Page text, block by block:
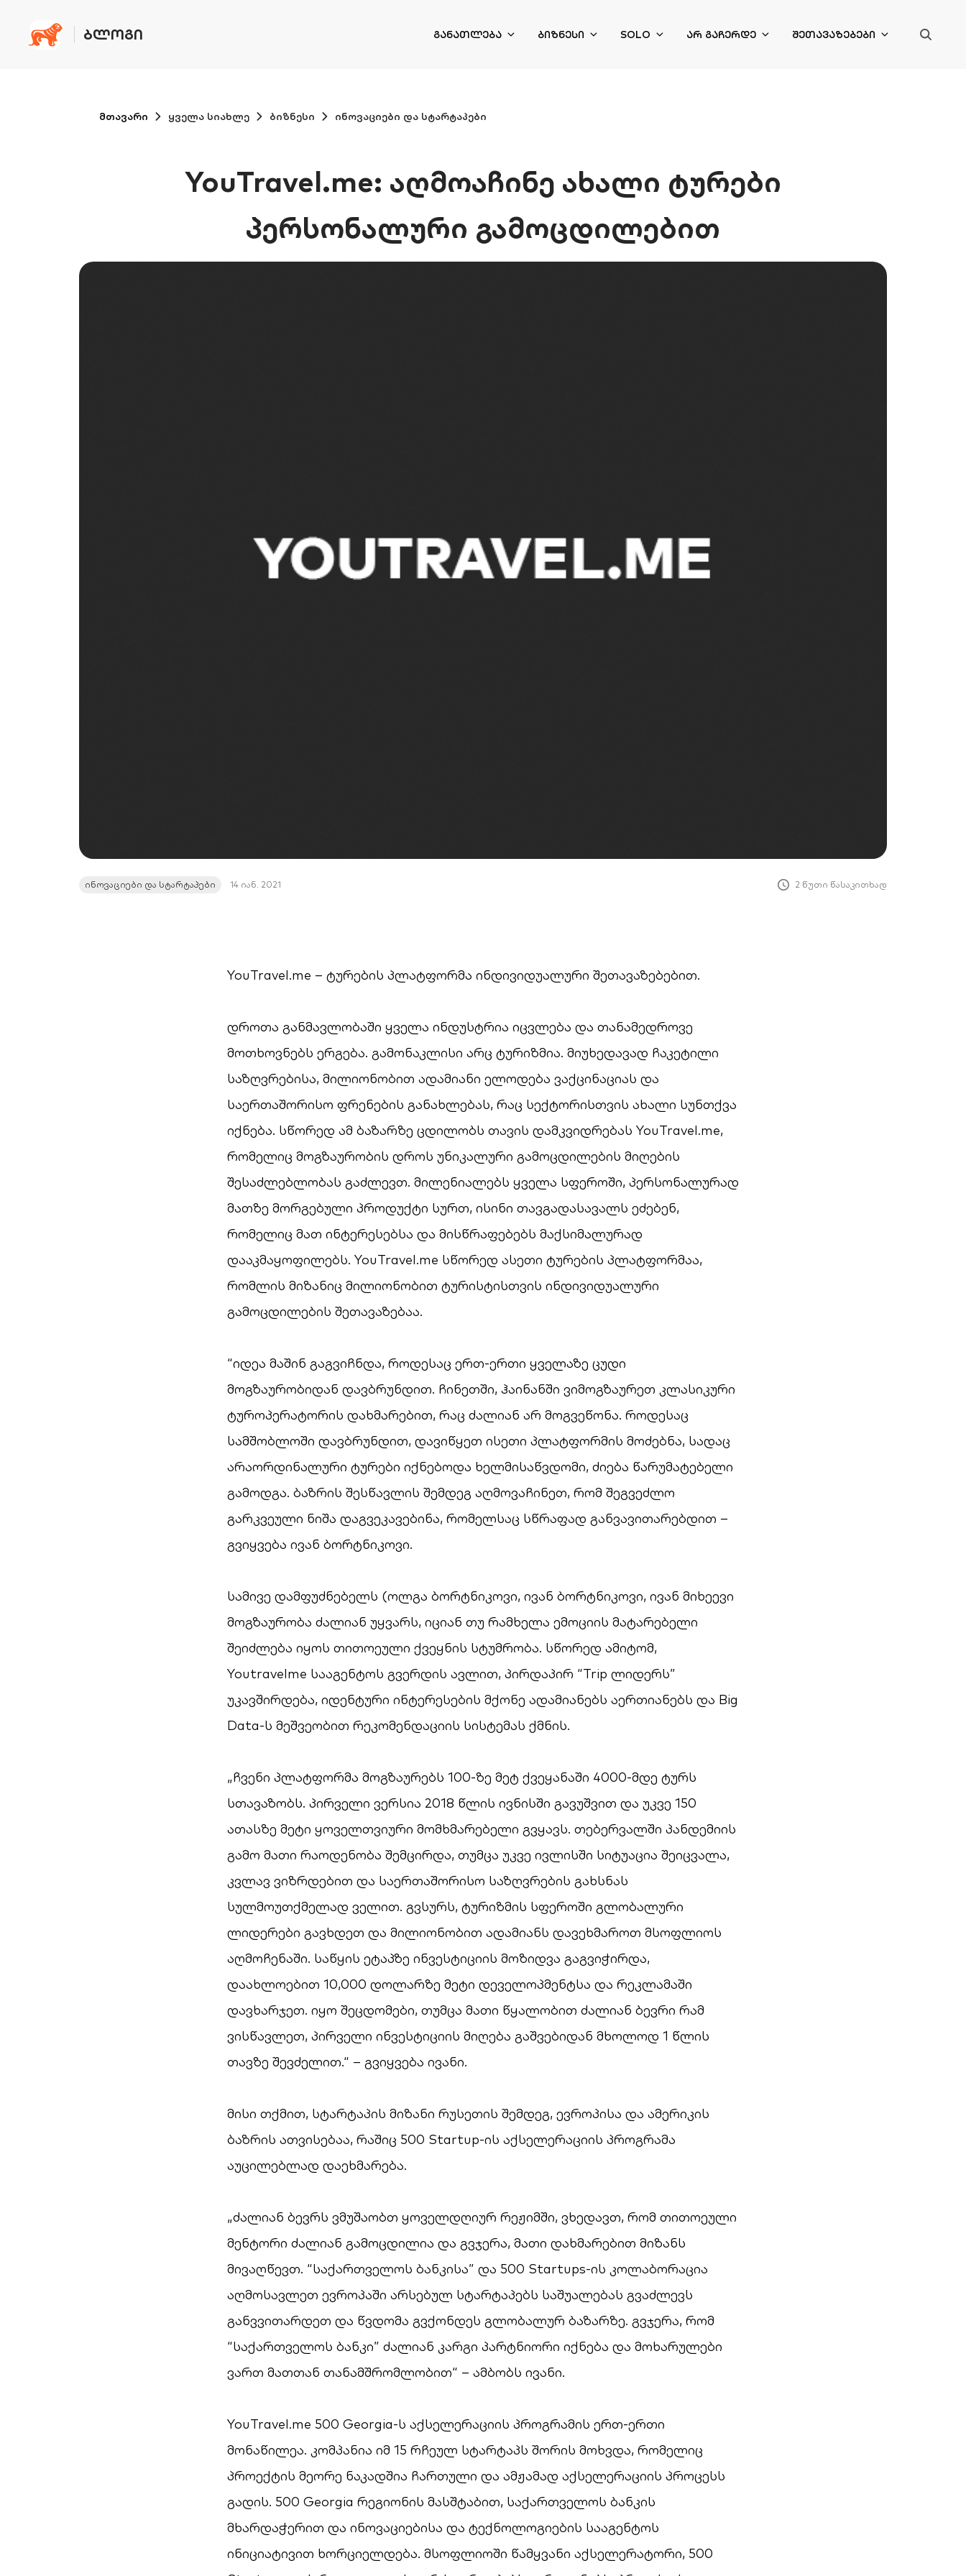
ᲑᲚᲝᲒᲘ ᲒᲐᲜᲐᲗᲚᲔᲑᲐ ᲑᲘᲖᲜᲔᲡᲘ SOLO ᲐᲠ ᲒᲐᲩᲔᲠᲓᲔ ᲨᲔᲗᲐᲕᲐᲖᲔᲑᲔᲑᲘ
მთავარი ყველა სიახლე ბიზნესი ინოვაციები და სტარტაპები
YouTravel.me: აღმოაჩინე ახალი ტურები
პერსონალური გამოცდილებით
ინოვაციები და სტარტაპები 14 იან. 2021 2 წუთი წასაკითხად
YouTravel.me – ტურების პლატფორმა ინდივიდუალური შეთავაზებებით.
დროთა განმავლობაში ყველა ინდუსტრია იცვლება და თანამედროვე
მოთხოვნებს ერგება. გამონაკლისი არც ტურიზმია. მიუხედავად ჩაკეტილი
საზღვრებისა, მილიონობით ადამიანი ელოდება ვაქცინაციას და
საერთაშორისო ფრენების განახლებას, რაც სექტორისთვის ახალი სუნთქვა
იქნება. სწორედ ამ ბაზარზე ცდილობს თავის დამკვიდრებას YouTravel.me,
რომელიც მოგზაურობის დროს უნიკალური გამოცდილების მიღების
შესაძლებლობას გაძლევთ. მილენიალებს ყველა სფეროში, პერსონალურად
მათზე მორგებული პროდუქტი სურთ, ისინი თავგადასავალს ეძებენ,
რომელიც მათ ინტერესებსა და მისწრაფებებს მაქსიმალურად
დააკმაყოფილებს. YouTravel.me სწორედ ასეთი ტურების პლატფორმაა,
რომლის მიზანიც მილიონობით ტურისტისთვის ინდივიდუალური
გამოცდილების შეთავაზებაა.
“იდეა მაშინ გაგვიჩნდა, როდესაც ერთ-ერთი ყველაზე ცუდი
მოგზაურობიდან დავბრუნდით. ჩინეთში, ჰაინანში ვიმოგზაურეთ კლასიკური
ტუროპერატორის დახმარებით, რაც ძალიან არ მოგვეწონა. როდესაც
სამშობლოში დავბრუნდით, დავიწყეთ ისეთი პლატფორმის მოძებნა, სადაც
არაორდინალური ტურები იქნებოდა ხელმისაწვდომი, ძიება წარუმატებელი
გამოდგა. ბაზრის შესწავლის შემდეგ აღმოვაჩინეთ, რომ შეგვეძლო
გარკვეული ნიშა დაგვეკავებინა, რომელსაც სწრაფად განვავითარებდით –
გვიყვება ივან ბორტნიკოვი.
სამივე დამფუძნებელს (ოლგა ბორტნიკოვი, ივან ბორტნიკოვი, ივან მიხეევი
მოგზაურობა ძალიან უყვარს, იციან თუ რამხელა ემოციის მატარებელი
შეიძლება იყოს თითოეული ქვეყნის სტუმრობა. სწორედ ამიტომ,
Youtravelme სააგენტოს გვერდის ავლით, პირდაპირ “Trip ლიდერს”
უკავშირდება, იდენტური ინტერესების მქონე ადამიანებს აერთიანებს და Big
Data-ს მეშვეობით რეკომენდაციის სისტემას ქმნის.
„ჩვენი პლატფორმა მოგზაურებს 100-ზე მეტ ქვეყანაში 4000-მდე ტურს
სთავაზობს. პირველი ვერსია 2018 წლის ივნისში გავუშვით და უკვე 150
ათასზე მეტი ყოველთვიური მომხმარებელი გვყავს. თებერვალში პანდემიის
გამო მათი რაოდენობა შემცირდა, თუმცა უკვე ივლისში სიტუაცია შეიცვალა,
კვლავ ვიზრდებით და საერთაშორისო საზღვრების გახსნას
სულმოუთქმელად ველით. გვსურს, ტურიზმის სფეროში გლობალური
ლიდერები გავხდეთ და მილიონობით ადამიანს დავეხმაროთ მსოფლიოს
აღმოჩენაში. საწყის ეტაპზე ინვესტიციის მოზიდვა გაგვიჭირდა,
დაახლოებით 10,000 დოლარზე მეტი დეველოპმენტსა და რეკლამაში
დავხარჯეთ. იყო შეცდომები, თუმცა მათი წყალობით ძალიან ბევრი რამ
ვისწავლეთ, პირველი ინვესტიციის მიღება გაშვებიდან მხოლოდ 1 წლის
თავზე შევძელით.“ – გვიყვება ივანი.
მისი თქმით, სტარტაპის მიზანი რუსეთის შემდეგ, ევროპისა და ამერიკის
ბაზრის ათვისებაა, რაშიც 500 Startup-ის აქსელერაციის პროგრამა
აუცილებლად დაეხმარება.
„ძალიან ბევრს ვმუშაობთ ყოველდღიურ რეჟიმში, ვხედავთ, რომ თითოეული
მენტორი ძალიან გამოცდილია და გვჯერა, მათი დახმარებით მიზანს
მივაღწევთ. “საქართველოს ბანკისა” და 500 Startups-ის კოლაბორაცია
აღმოსავლეთ ევროპაში არსებულ სტარტაპებს საშუალებას გვაძლევს
განვვითარდეთ და წვდომა გვქონდეს გლობალურ ბაზარზე. გვჯერა, რომ
“საქართველოს ბანკი” ძალიან კარგი პარტნიორი იქნება და მოხარულები
ვართ მათთან თანამშრომლობით“ – ამბობს ივანი.
YouTravel.me 500 Georgia-ს აქსელერაციის პროგრამის ერთ-ერთი
მონაწილეა. კომპანია იმ 15 რჩეულ სტარტაპს შორის მოხვდა, რომელიც
პროექტის მეორე ნაკადშია ჩართული და ამჟამად აქსელერაციის პროცესს
გადის. 500 Georgia რეგიონის მასშტაბით, საქართველოს ბანკის
მხარდაჭერით და ინოვაციებისა და ტექნოლოგიების სააგენტოს
ინიციატივით ხორციელდება. მსოფლიოში წამყვანი აქსელერატორი, 500